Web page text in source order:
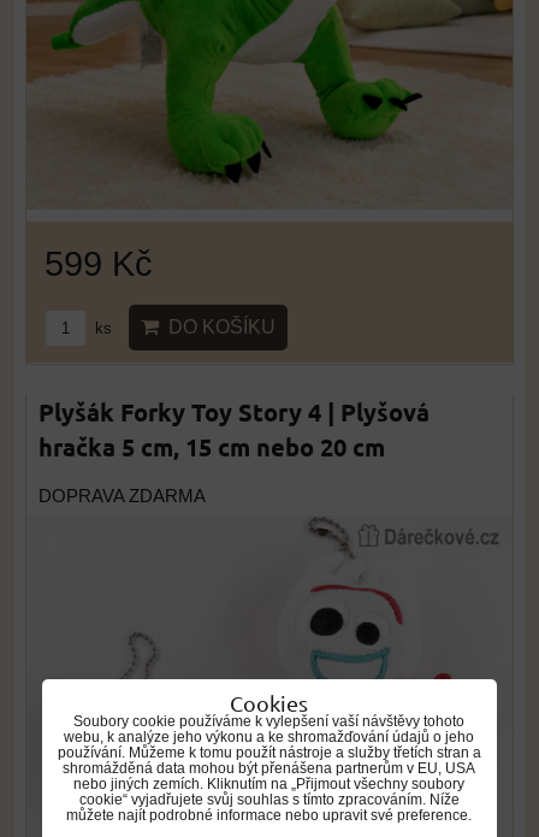
599 Kč
ks DO KOŠÍKU
Plyšák Forky Toy Story 4 | Plyšová
hračka 5 cm, 15 cm nebo 20 cm
DOPRAVA ZDARMA
Cookies
Soubory cookie používáme k vylepšení vaší návštěvy tohoto
webu, k analýze jeho výkonu a ke shromažďování údajů o jeho
používání. Můžeme k tomu použít nástroje a služby třetích stran a
shromážděná data mohou být přenášena partnerům v EU, USA
nebo jiných zemích. Kliknutím na „Přijmout všechny soubory
cookie“ vyjadřujete svůj souhlas s tímto zpracováním. Níže
můžete najít podrobné informace nebo upravit své preference.